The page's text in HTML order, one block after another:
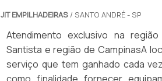
JIT EMPILHADEIRAS/ SANTO ANDRÉ - SP
Atendimento exclusivo na
Santista e região de CampinasA
serviço que tem ganhado cada